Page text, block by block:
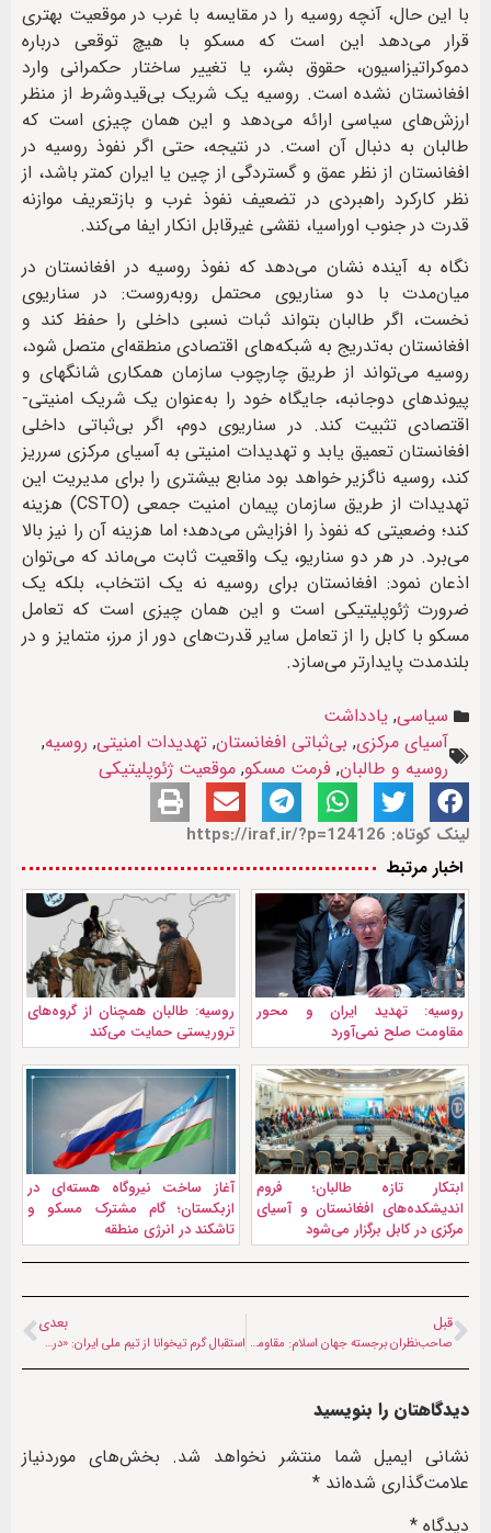
با این حال، آنچه روسیه را در مقایسه با غرب در موقعیت بهتری
قرار می‌دهد این است که مسکو با هیچ توقعی درباره
دموکراتیزاسیون، حقوق بشر، یا تغییر ساختار حکمرانی وارد
افغانستان نشده است. روسیه یک شریک بی‌قیدوشرط از منظر
ارزش‌های سیاسی ارائه می‌دهد و این همان چیزی است که
طالبان به دنبال آن است. در نتیجه، حتی اگر نفوذ روسیه در
افغانستان از نظر عمق و گستردگی از چین یا ایران کمتر باشد، از
نظر کارکرد راهبردی در تضعیف نفوذ غرب و بازتعریف موازنه
قدرت در جنوب اوراسیا، نقشی غیرقابل‌ انکار ایفا می‌کند.
نگاه به آینده نشان می‌دهد که نفوذ روسیه در افغانستان در
میان‌مدت با دو سناریوی محتمل روبه‌روست: در سناریوی
نخست، اگر طالبان بتواند ثبات نسبی داخلی را حفظ کند و
افغانستان به‌تدریج به شبکه‌های اقتصادی منطقه‌ای متصل شود،
روسیه می‌تواند از طریق چارچوب سازمان همکاری شانگهای و
پیوندهای دوجانبه، جایگاه خود را به‌عنوان یک شریک امنیتی-
اقتصادی تثبیت کند. در سناریوی دوم، اگر بی‌ثباتی داخلی
افغانستان تعمیق یابد و تهدیدات امنیتی به آسیای مرکزی سرریز
کند، روسیه ناگزیر خواهد بود منابع بیشتری را برای مدیریت این
تهدیدات از طریق سازمان پیمان امنیت جمعی (CSTO) هزینه
کند؛ وضعیتی که نفوذ را افزایش می‌دهد؛ اما هزینه آن را نیز بالا
می‌برد. در هر دو سناریو، یک واقعیت ثابت می‌ماند که می‌توان
اذعان نمود: افغانستان برای روسیه نه یک انتخاب، بلکه یک
ضرورت ژئوپلیتیکی است و این همان چیزی است که تعامل
مسکو با کابل را از تعامل سایر قدرت‌های دور از مرز، متمایز و در
بلندمدت پایدارتر می‌سازد.
سیاسی, یادداشت
آسیای مرکزی, بی‌ثباتی افغانستان, تهدیدات امنیتی, روسیه,
روسیه و طالبان, فرمت مسکو, موقعیت ژئوپلیتیکی
لینک کوتاه: https://iraf.ir/?p=124126
اخبار مرتبط
روسیه: تهدید ایران و محور
مقاومت صلح نمی‌آورد
روسیه: طالبان همچنان از گروه‌های
تروریستی حمایت می‌کند
ابتکار تازه طالبان؛ فروم
اندیشکده‌های افغانستان و آسیای
مرکزی در کابل برگزار می‌شود
آغاز ساخت نیروگاه هسته‌ای در
ازبکستان؛ گام مشترک مسکو و
تاشکند در انرژی منطقه
قبل
صاحب‌نظران برجسته جهان اسلام: مقاومت مردم ایران توطئه‌های غرب را ناکام گذاشت
بعدی
استقبال گرم تیخوانا از تیم ملی ایران: «درهای ما با افتخار باز است»
دیدگاهتان را بنویسید
نشانی ایمیل شما منتشر نخواهد شد. بخش‌های موردنیاز
علامت‌گذاری شده‌اند *
دیدگاه *